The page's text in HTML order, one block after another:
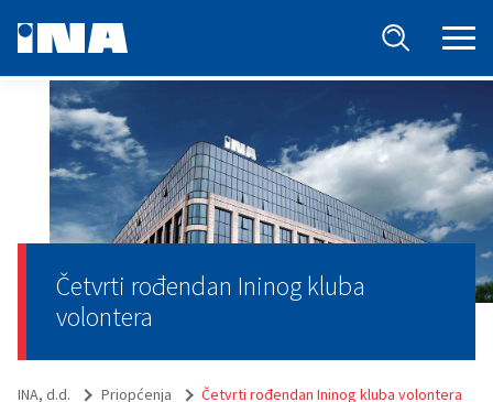
Četvrti rođendan Ininog kluba
volontera
INA, d.d. Priopćenja Četvrti rođendan Ininog kluba volontera